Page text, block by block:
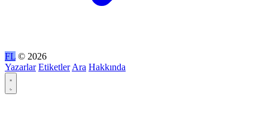
FL © 2026
Yazarlar Etiketler Ara Hakkında